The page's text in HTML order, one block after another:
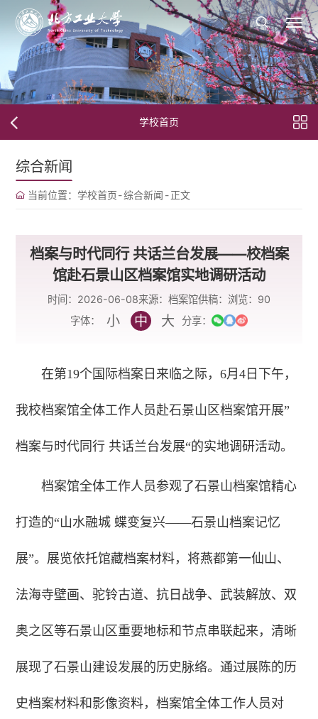
学校首页
综合新闻
当前位置： 学校首页-综合新闻 -正文
档案与时代同行 共话兰台发展——校档案
馆赴石景山区档案馆实地调研活动
时间：2026-06-08来源：档案馆供稿： 浏览： 90
字体：
小 中 大 分享：
在第19个国际档案日来临之际，6月4日下午，
我校档案馆全体工作人员赴石景山区档案馆开展”
档案与时代同行 共话兰台发展“的实地调研活动。
档案馆全体工作人员参观了石景山档案馆精心
打造的“山水融城 蝶变复兴——石景山档案记忆
展”。展览依托馆藏档案材料，将燕都第一仙山、
法海寺壁画、驼铃古道、抗日战争、武装解放、双
奥之区等石景山区重要地标和节点串联起来，清晰
展现了石景山建设发展的历史脉络。通过展陈的历
史档案材料和影像资料，档案馆全体工作人员对